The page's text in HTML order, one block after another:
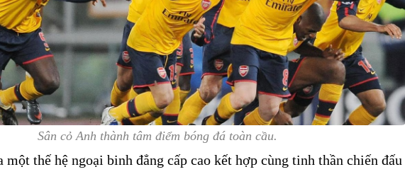
Sân cỏ Anh thành tâm điểm bóng đá toàn cầu.
một thế hệ ngoại binh đẳng cấp cao kết hợp cùng tinh thần chiến đấu